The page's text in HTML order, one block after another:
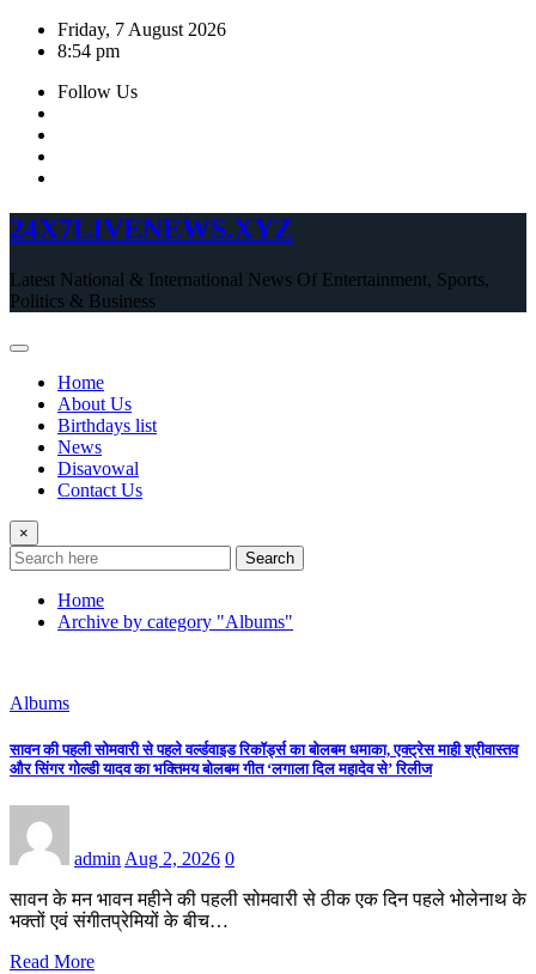
Skip
Friday, 7 August 2026
8:54 pm
Follow Us
24X7LIVENEWS.XYZ
Latest National & International News Of Entertainment, Sports,
Politics & Business
Home
About Us
Birthdays list
News
Disavowal
Contact Us
×
Search
Home
Archive by category "Albums"
Albums
सावन की पहली सोमवारी से पहले वर्ल्डवाइड रिकॉर्ड्स का बोलबम धमाका, एक्ट्रेस माही श्रीवास्तव
और सिंगर गोल्डी यादव का भक्तिमय बोलबम गीत ‘लगाला दिल महादेव से’ रिलीज
admin Aug 2, 2026 0
सावन के मन भावन महीने की पहली सोमवारी से ठीक एक दिन पहले भोलेनाथ के
भक्तों एवं संगीतप्रेमियों के बीच…
Read More